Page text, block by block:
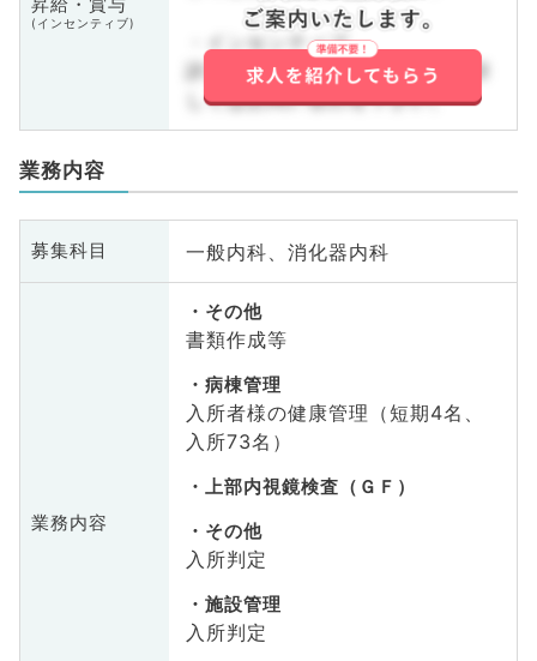
昇給・賞与
(インセンティブ)
・インセンティブ
詳しくはお問い合わせ下さい。詳
しくはお問い合わせ下さい。
業務内容
募集科目 一般内科、消化器内科
業務内容
その他
書類作成等
病棟管理
入所者様の健康管理（短期4名、
入所73名）
上部内視鏡検査（ＧＦ）
その他
入所判定
施設管理
入所判定